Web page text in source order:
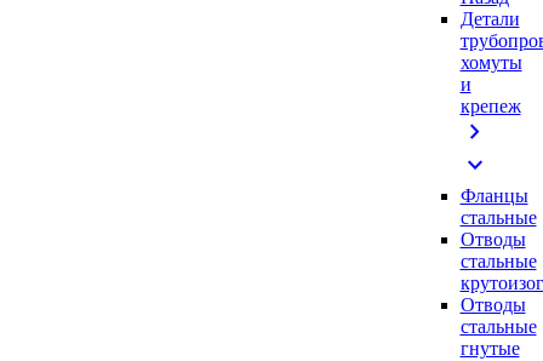
Детали
хомуты
и
крепеж
chevron_right
expand_more
Фланцы
стальные
Отводы
стальные
Отводы
стальные
гнутые